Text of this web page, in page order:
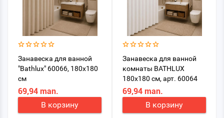
Занавеска для ванной
"Bathlux" 60066, 180x180
см
69,94 man.
В корзину
Занавеска для ванной
комнаты BATHLUX
180х180 см, арт. 60064
69,94 man.
В корзину